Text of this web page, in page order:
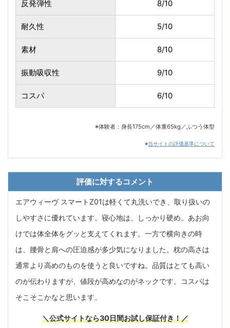
反発弾性 8/10
耐久性 5/10
素材 8/10
振動吸収性 9/10
コスパ 6/10
※体験者：身長175cm／体重65kg／ふつう体型
※当サイトの評価基準について
評価に対するコメント
エアウィーヴ スマートZ01は軽くて丸洗いでき、取り扱いの
しやすさに優れています。寝心地は、しっかり硬め。あお向
けでは体全体をグッと支えてくれます。一方で横向きの時
は、腰骨と肩への圧迫感が多少気になりました。枕の高さは
通常より高めのものを使うと良いですね。品質はとても高い
のが伝わりますが、値段が高めなのがネックです。コスパは
そこそこかなと思います。
＼公式サイトなら30日間お試し保証付き！／